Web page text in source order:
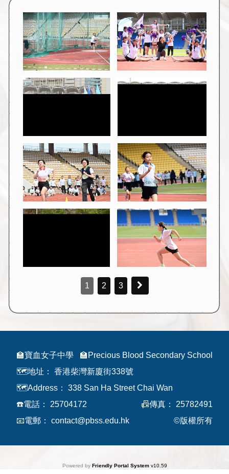
1 2 3
🏫寶血女子中學
🏫Precious Blood Secondary School
🗺️地址：
香港柴灣新廈街338號
🗺️Address：
338 San Ha Street Chai Wan
☎️電話：
25704172 📠傳真：
25782491
📧電郵：
contact@pbss.edu.hk ©版權所有
Powered by Friendly Portal System v10.59